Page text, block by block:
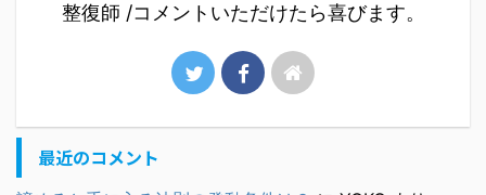
整復師 /コメントいただけたら喜びます。
最近のコメント